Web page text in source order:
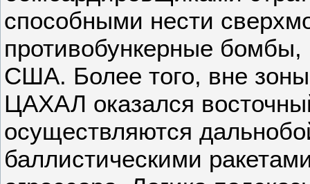
способными нести
противобункерные бомбы,
США. Более того, вне
ЦАХАЛ оказался
осуществляются
баллистическими